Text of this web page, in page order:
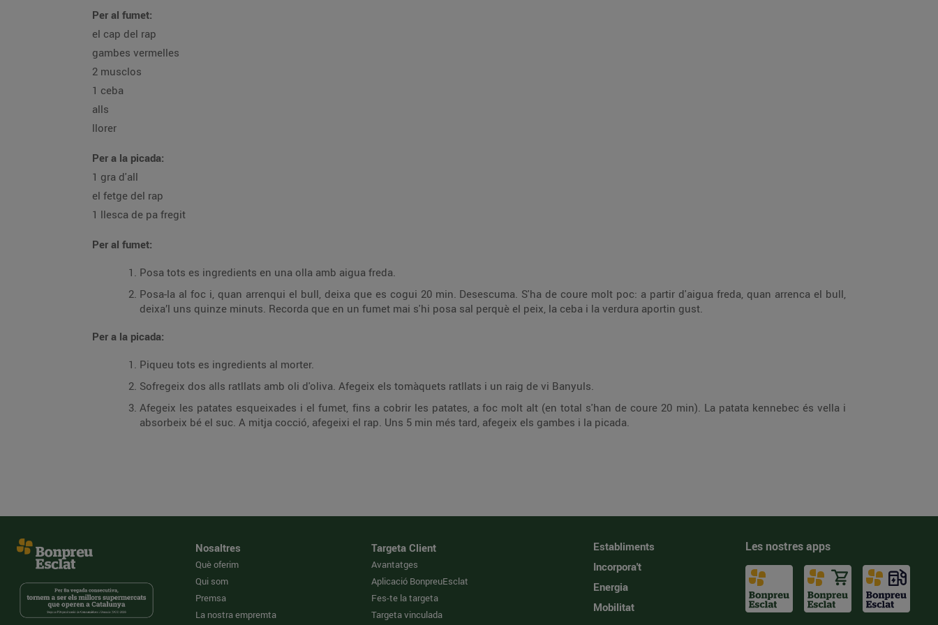
Per al fumet:
el cap del rap
gambes vermelles
2 musclos
1 ceba
alls
llorer
Per a la picada:
1 gra d'all
el fetge del rap
1 llesca de pa fregit
Per al fumet:
Posa tots es ingredients en una olla amb aigua freda.
Posa-la al foc i, quan arrenqui el bull, deixa que es cogui 20 min. Desescuma. S'ha de coure molt poc: a partir d'aigua freda, quan arrenca el bull,
deixa’l uns quinze minuts. Recorda que en un fumet mai s'hi posa sal perquè el peix, la ceba i la verdura aportin gust.
Per a la picada:
Piqueu tots es ingredients al morter.
Sofregeix dos alls ratllats amb oli d'oliva. Afegeix els tomàquets ratllats i un raig de vi Banyuls.
Afegeix les patates esqueixades i el fumet, fins a cobrir les patates, a foc molt alt (en total s'han de coure 20 min). La patata kennebec és vella i
absorbeix bé el suc. A mitja cocció, afegeixi el rap. Uns 5 min més tard, afegeix els gambes i la picada.
Nosaltres
Què oferim
Qui som
Premsa
La nostra empremta
Targeta Client
Avantatges
Aplicació BonpreuEsclat
Fes-te la targeta
Targeta vinculada
Establiments
Incorpora't
Energia
Mobilitat
Les nostres apps